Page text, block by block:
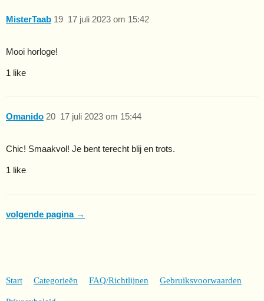
MisterTaab 17 juli 2023 om 15:42
19
Mooi horloge!
1 like
Omanido 17 juli 2023 om 15:44
20
Chic! Smaakvol! Je bent terecht blij en trots.
1 like
volgende pagina →
Start Categorieën FAQ/Richtlijnen Gebruiksvoorwaarden